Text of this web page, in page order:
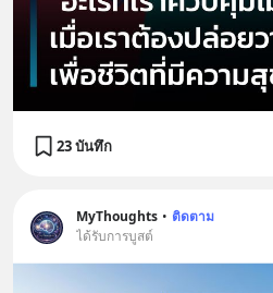
23 บันทึก
MyThoughts • ติดตาม
ได้รับการบูสต์